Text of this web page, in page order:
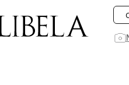
hoje?